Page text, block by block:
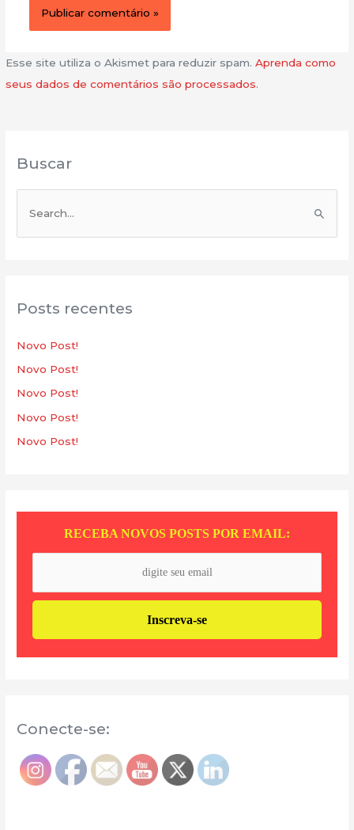
Buscar
e
u
s
a
r
Posts recentes
Novo Post!
Novo Post!
Novo Post!
Novo Post!
Novo Post!
RECEBA NOVOS POSTS POR EMAIL:
Conecte-se:
Esse site utiliza o Akismet para reduzir spam.Aprenda como
seus dados de comentários são processados.